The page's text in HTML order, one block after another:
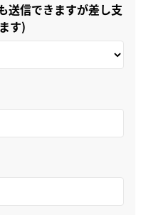
送信できますが差し支
す)